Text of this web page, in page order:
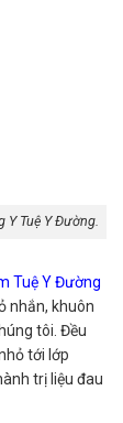
Tuệ Y Đường.
Tuệ Y Đường
nhắn, khuôn
tôi. Đều
tới lớp
trị liệu đau